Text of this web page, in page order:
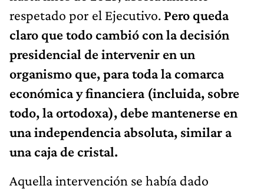
respetado por el Ejecutivo. Pero queda
claro que todo cambió con la decisión
presidencial de intervenir en un
organismo que, para toda la comarca
económica y financiera (incluida, sobre
todo, la ortodoxa), debe mantenerse en
una independencia absoluta, similar a
una caja de cristal.
Aquella intervención se había dado